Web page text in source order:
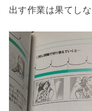
出す作業は果てし